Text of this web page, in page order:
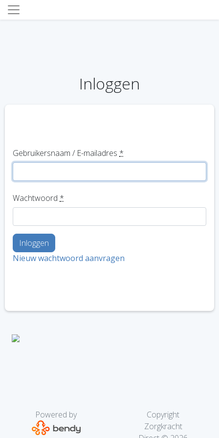
Inloggen
Gebruikersnaam / E-mailadres *
Wachtwoord *
Nieuw wachtwoord aanvragen
Powered by
Copyright
Zorgkracht